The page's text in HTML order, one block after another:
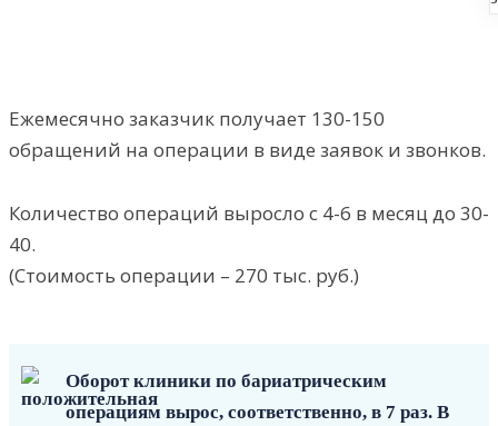
Ежемесячно заказчик получает 130-150
обращений на операции в виде заявок и звонков.
Количество операций выросло с 4-6 в месяц до 30-
40.
(Стоимость операции – 270 тыс. руб.)
Оборот клиники по бариатрическим
операциям вырос, соответственно, в 7 раз. В